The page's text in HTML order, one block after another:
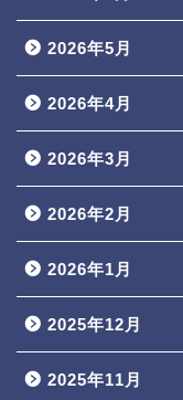
2026年5月
2026年4月
2026年3月
2026年2月
2026年1月
2025年12月
2025年11月